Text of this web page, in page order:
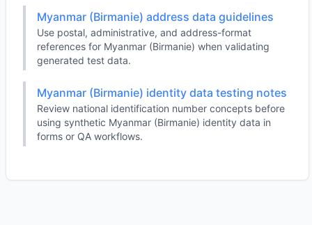
Myanmar (Birmanie) address data guidelines
Use postal, administrative, and address-format
references for Myanmar (Birmanie) when validating
generated test data.
Myanmar (Birmanie) identity data testing notes
Review national identification number concepts before
using synthetic Myanmar (Birmanie) identity data in
forms or QA workflows.